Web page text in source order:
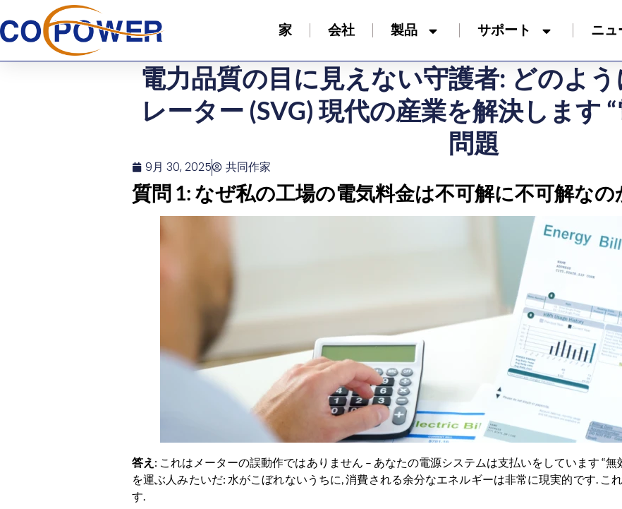
家 会社 製品 サポート ニュ
電力品質の目に見えない守護者: どのよ
レーター (SVG) 現代の産業を解決します
問題
9月 30, 2025 共同作家
質問 1: なぜ私の工場の電気料金は不可解に不可解なの
答え : これはメーターの誤動作ではありません – あなたの電源システムは支払いをしています “
を運ぶ人みたいだ: 水がこぼれないうちに, 消費される余分なエネルギーは非常に現実的です. こ
す.